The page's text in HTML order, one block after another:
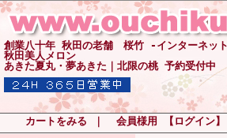
創業八十年 秋田の老舗 桜竹 -インターネッ
秋田美人メロン
あきた夏丸・夢あきた｜北限の桃 予約受付中
カートをみる 会員様用 【ログイン】